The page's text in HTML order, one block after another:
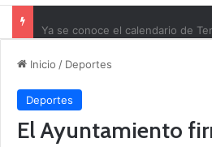
Inicio / Deportes
Deportes
El Ayuntamiento